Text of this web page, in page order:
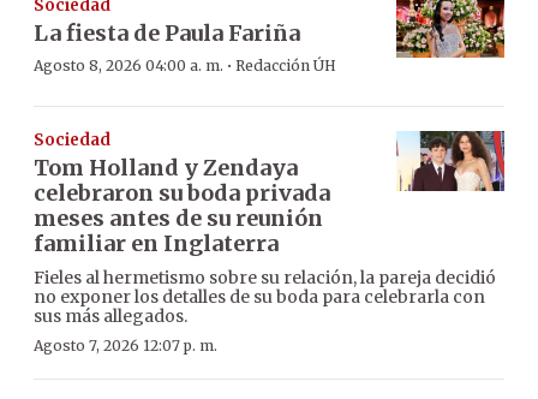
Sociedad
La fiesta de Paula Fariña
Agosto 8, 2026 04:00 a. m. · Redacción ÚH
Sociedad
Tom Holland y Zendaya
celebraron su boda privada
meses antes de su reunión
familiar en Inglaterra
Fieles al hermetismo sobre su relación, la pareja decidió
no exponer los detalles de su boda para celebrarla con
sus más allegados.
Agosto 7, 2026 12:07 p. m.